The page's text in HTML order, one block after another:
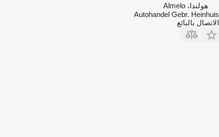
هولندا، Almelo
Autohandel Gebr. Heinhuis
الاتصال بالبائع